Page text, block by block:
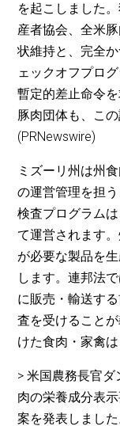
を起こしました
産者協会、全米
状維持と、完全
ェックオフプロ
暫定的差止命令
豚肉団体も、こ
(PRNewswire)
ミズーリ州は州
の運営管理を担
検査プログラム
て運営されます
が必要な製品を
します。連邦法
に販売・輸送す
査を受けること
けた食肉・家禽
> 米国農務長官
肉の栄養成分表
案を発表しまし